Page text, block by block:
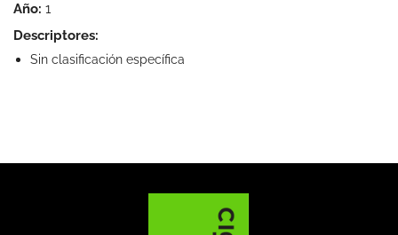
Año: 1
Descriptores:
Sin clasificación específica